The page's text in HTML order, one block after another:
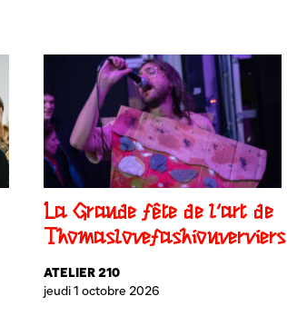
La Grande fête de l’art de
Thomaslovefashionverviers
ATELIER 210
jeudi 1 octobre 2026